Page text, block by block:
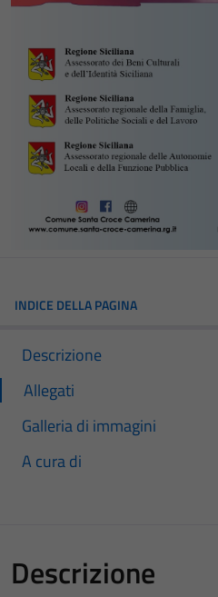
INDICE DELLA PAGINA
Descrizione
Allegati
Galleria di immagini
A cura di
Descrizione